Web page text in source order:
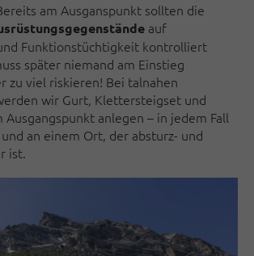
am Ausganspunkt sollten die
auf
Funktionstüchtigkeit kontrolliert
später niemand am Einstieg
zu viel riskieren! Bei talnahen
wir Gurt, Klettersteigset und
anlegen – in jedem Fall
an einem Ort, der absturz- und
ist.